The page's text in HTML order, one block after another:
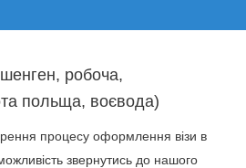
робоча,
польща, воєвода)
процесу оформлення візи в
звернутись до нашого